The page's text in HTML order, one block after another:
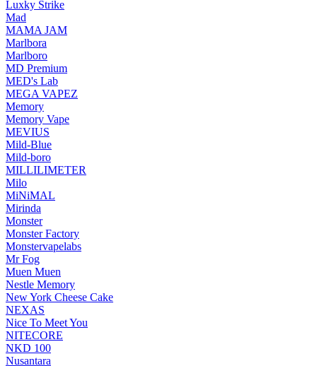
Luxky Strike
Mad
MAMA JAM
Marlbora
Marlboro
MD Premium
MED's Lab
MEGA VAPEZ
Memory
Memory Vape
MEVIUS
Mild-Blue
Mild-boro
MILLILIMETER
Milo
MiNiMAL
Mirinda
Monster
Monster Factory
Monstervapelabs
Mr Fog
Muen Muen
Nestle Memory
New York Cheese Cake
NEXAS
Nice To Meet You
NITECORE
NKD 100
Nusantara